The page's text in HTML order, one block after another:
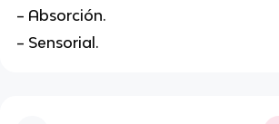
– Absorción.
– Sensorial.